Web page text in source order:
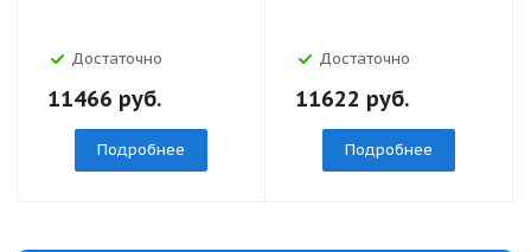
Достаточно
11466 руб.
Подробнее
Достаточно
11622 руб.
Подробнее